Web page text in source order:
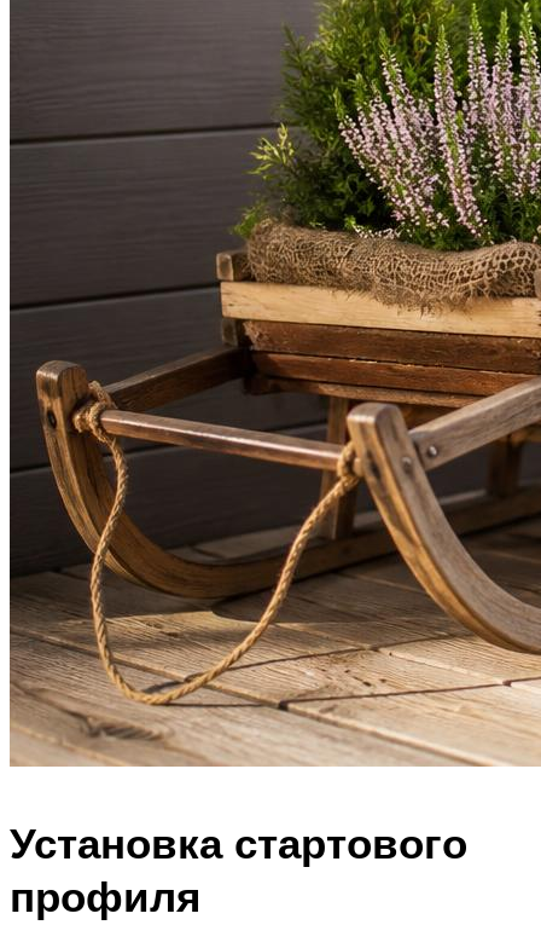
Установка стартового
профиля